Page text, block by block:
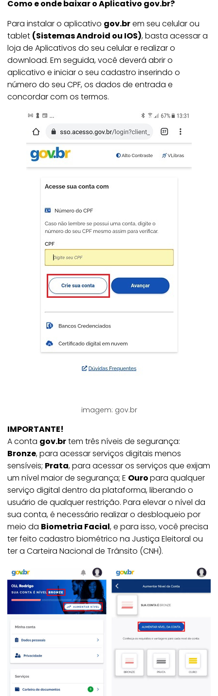
Como e onde baixar o Aplicativo gov.br?
Para instalar o aplicativo gov.brem seu celular ou
tablet (Sistemas Android ou IOS), basta acessar a
loja de Aplicativos do seu celular e realizar o
download. Em seguida, você deverá abrir o
aplicativo e iniciar o seu cadastro inserindo o
número do seu CPF, os dados de entrada e
concordar com os termos.
imagem: gov.br
IMPORTANTE!
A conta gov.brtem três níveis de segurança:
Bronze, para acessar serviços digitais menos
sensíveis; Prata, para acessar os serviços que exijam
um nível maior de segurança; E Ouropara qualquer
serviço digital dentro da plataforma, liberando o
usuário de qualquer restrição. Para elevar o nível da
sua conta, é necessário realizar o desbloqueio por
meio da Biometria Facial, e para isso, você precisa
ter feito cadastro biométrico na Justiça Eleitoral ou
ter a Carteira Nacional de Trânsito (CNH).